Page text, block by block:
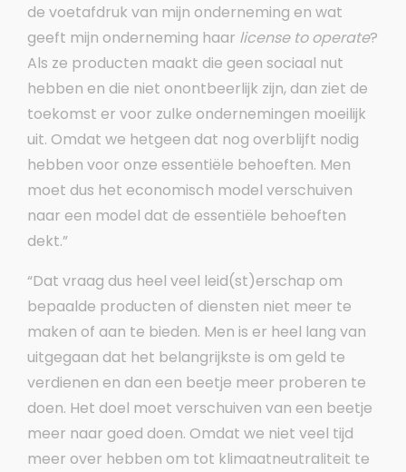
de voetafdruk van mijn onderneming en wat
geeft mijn onderneming haar license to operate?
Als ze producten maakt die geen sociaal nut
hebben en die niet onontbeerlijk zijn, dan ziet de
toekomst er voor zulke ondernemingen moeilijk
uit. Omdat we hetgeen dat nog overblijft nodig
hebben voor onze essentiële behoeften. Men
moet dus het economisch model verschuiven
naar een model dat de essentiële behoeften
dekt.”
“Dat vraag dus heel veel leid(st)erschap om
bepaalde producten of diensten niet meer te
maken of aan te bieden. Men is er heel lang van
uitgegaan dat het belangrijkste is om geld te
verdienen en dan een beetje meer proberen te
doen. Het doel moet verschuiven van een beetje
meer naar goed doen. Omdat we niet veel tijd
meer over hebben om tot klimaatneutraliteit te